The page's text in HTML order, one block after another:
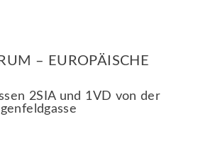
– EUROPÄISCHE
2SIA und 1VD von der